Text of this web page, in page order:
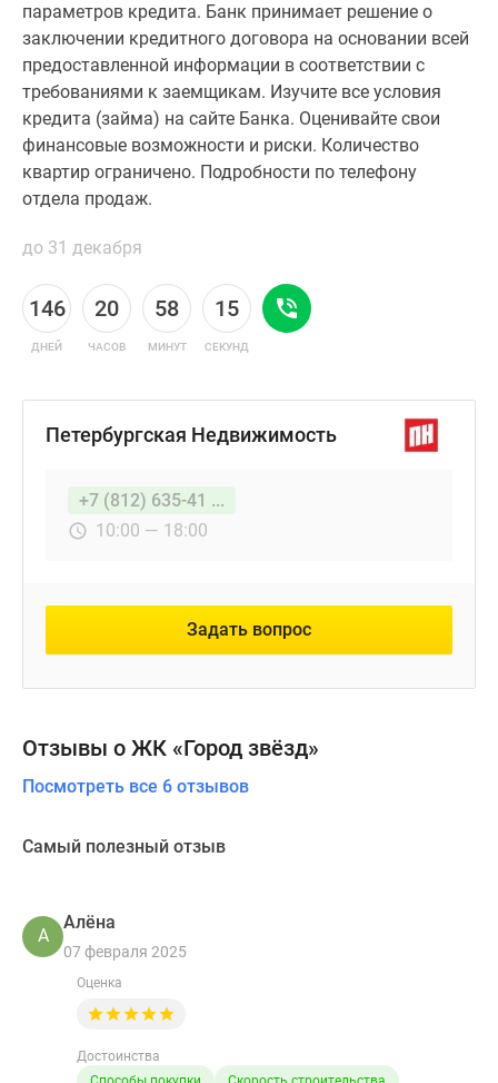
параметров кредита. Банк принимает решение о
заключении кредитного договора на основании всей
предоставленной информации в соответствии с
требованиями к заемщикам. Изучите все условия
кредита (займа) на сайте Банка. Оценивайте свои
финансовые возможности и риски. Количество
квартир ограничено. Подробности по телефону
отдела продаж.
до 31 декабря
146
ДНЕЙ
20
ЧАСОВ
58
МИНУТ
14
СЕКУНД
Петербургская Недвижимость
+7 (812) 635-41 ...
10:00 — 18:00
Задать вопрос
Отзывы о ЖК «Город звёзд»
Посмотреть все 6 отзывов
Самый полезный отзыв
А
Алёна
07 февраля 2025
Оценка
Достоинства